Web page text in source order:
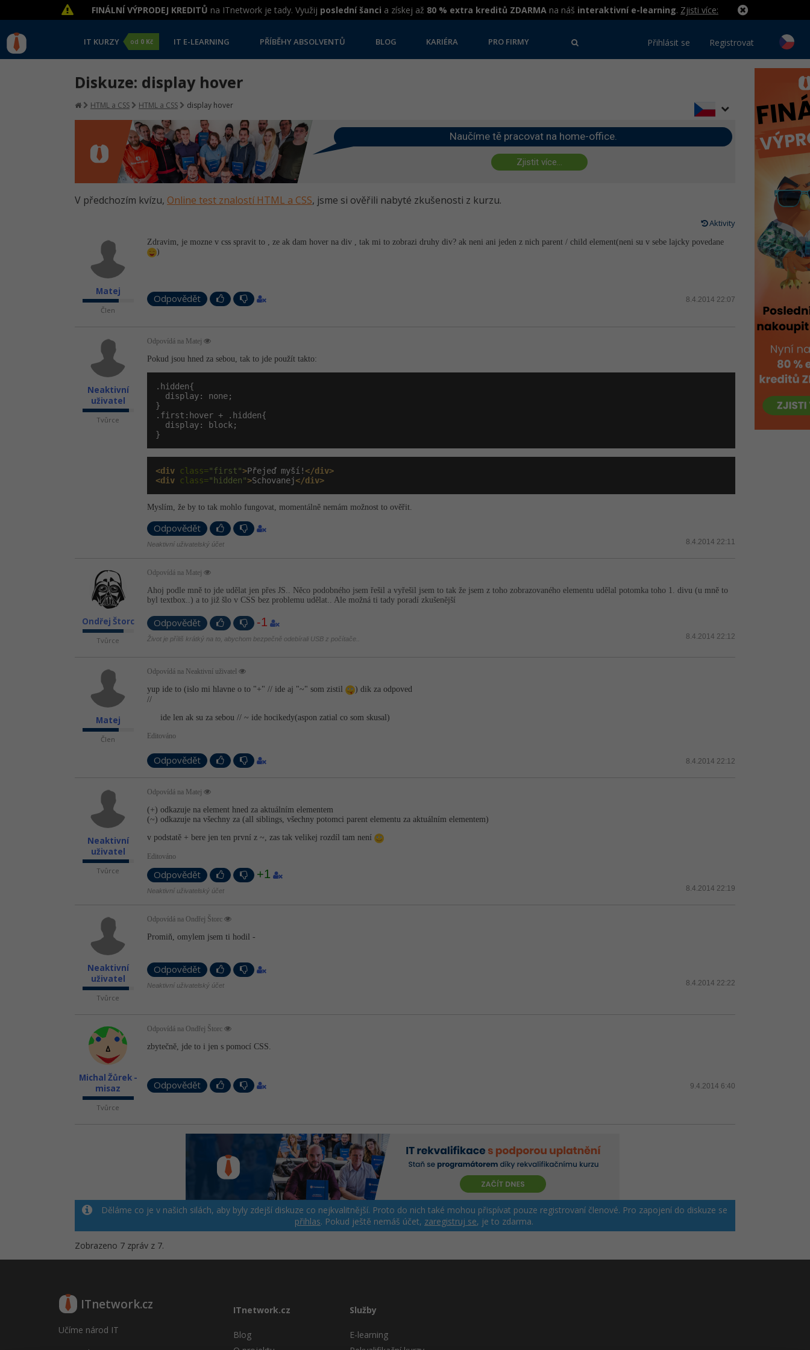
FINÁLNÍ VÝPRODEJ KREDITŮ na ITnetwork je tady. Využij poslední šanci a získej až 80 % extra kreditů ZDARMA na náš interaktivní e-learning. Zjisti více:
IT KURZY od 0 Kč IT E-LEARNING PŘÍBĚHY ABSOLVENTŮ BLOG KARIÉRA PRO FIRMY Přihlásit se Registrovat
Diskuze: display hover
HTML a CSS HTML a CSS display hover
Naučíme tě pracovat na home-office.
Zjistit více...
V předchozím kvízu, Online test znalostí HTML a CSS, jsme si ověřili nabyté zkušenosti z kurzu.
Aktivity
Matej
Člen
Zdravim, je mozne v css spravit to , ze ak dam hover na div , tak mi to zobrazi druhy div? ak neni ani jeden z nich parent / child element(neni su v sebe lajcky povedane
)
Odpovědět 8.4.2014 22:07
Neaktivní
uživatel
Tvůrce
Odpovídá na Matej
Pokud jsou hned za sebou, tak to jde použít takto:
.hidden{
  display: none;
}
.first:hover + .hidden{
  display: block;
}
<div class="first">Přejeď myší!</div>
<div class="hidden">Schovanej</div>
Myslím, že by to tak mohlo fungovat, momentálně nemám možnost to ověřit.
Odpovědět
8.4.2014 22:11
Neaktivní uživatelský účet
Ondřej Štorc
Tvůrce
Odpovídá na Matej
Ahoj podle mně to jde udělat jen přes JS.. Něco podobného jsem řešil a vyřešil jsem to tak že jsem z toho zobrazovaného elementu udělal potomka toho 1. divu (u mně to
byl textbox..) a to již šlo v CSS bez problemu udělat.. Ale možná ti tady poradí zkušenější
Odpovědět -1
8.4.2014 22:12
Život je příliš krátký na to, abychom bezpečně odebírali USB z počítače..
Matej
Člen
Odpovídá na Neaktivní uživatel
yup ide to (islo mi hlavne o to "+" // ide aj "~" som zistil
) dik za odpoved
//
ide len ak su za sebou // ~ ide hocikedy(aspon zatial co som skusal)
Editováno
Odpovědět 8.4.2014 22:12
Neaktivní
uživatel
Tvůrce
Odpovídá na Matej
(+) odkazuje na element hned za aktuálním elementem
(~) odkazuje na všechny za (all siblings, všechny potomci parent elementu za aktuálním elementem)
v podstatě + bere jen ten první z ~, zas tak velikej rozdíl tam není
Editováno
Odpovědět +1
8.4.2014 22:19
Neaktivní uživatelský účet
Neaktivní
uživatel
Tvůrce
Odpovídá na Ondřej Štorc
Promiň, omylem jsem ti hodil -
Odpovědět
8.4.2014 22:22
Neaktivní uživatelský účet
Michal Žůrek -
misaz
Tvůrce
Odpovídá na Ondřej Štorc
zbytečně, jde to i jen s pomocí CSS.
Odpovědět 9.4.2014 6:40
Děláme co je v našich silách, aby byly zdejší diskuze co nejkvalitnější. Proto do nich také mohou přispívat pouze registrovaní členové. Pro zapojení do diskuze se
přihlas. Pokud ještě nemáš účet, zaregistruj se, je to zdarma.
Zobrazeno 7 zpráv z 7.
ITnetwork.cz
Učíme národ IT
ITnetwork.cz
Blog
Služby
E-learning